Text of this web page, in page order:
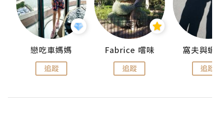
戀吃車媽媽
追蹤
Fabrice 嚐味
追蹤
窩夫與蝦
追蹤